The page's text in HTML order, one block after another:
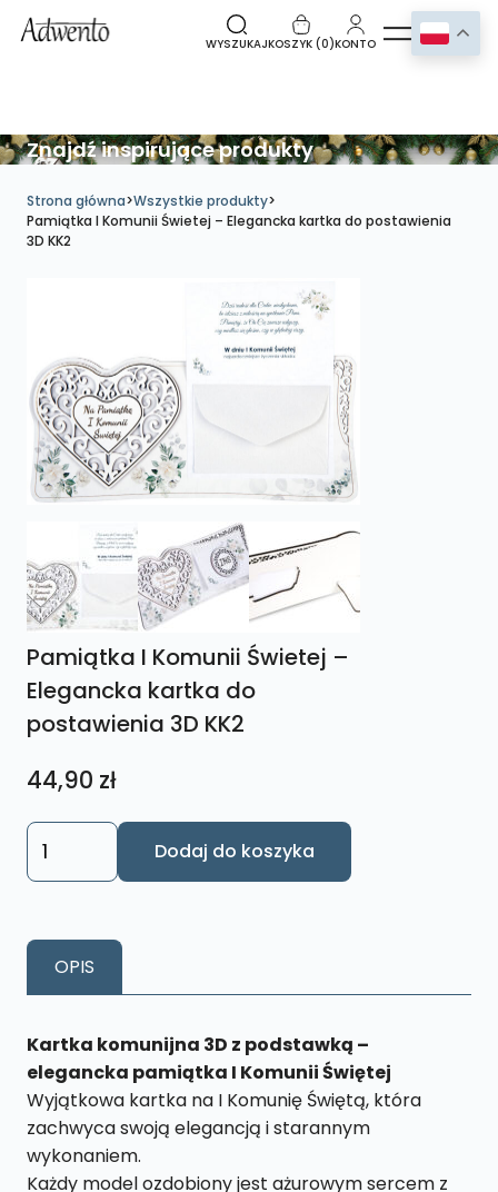
WYSZUKAJKOSZYK (0)KONTO
Znajdź inspirujące produkty
Strona główna>Wszystkie produkty>
Pamiątka I Komunii Świetej – Elegancka kartka do postawienia
3D KK2
Pamiątka I Komunii Świetej –
Elegancka kartka do
postawienia 3D KK2
44,90 zł
ilość
Pamiątka
Świetej
kartka
do
postawienia
3D
KK2
Dodaj do koszyka
OPIS
Kartka komunijna 3D z podstawką –
elegancka pamiątka I Komunii Świętej
Wyjątkowa kartka na I Komunię Świętą, która
zachwyca swoją elegancją i starannym
wykonaniem.
Każdy model ozdobiony jest ażurowym sercem z